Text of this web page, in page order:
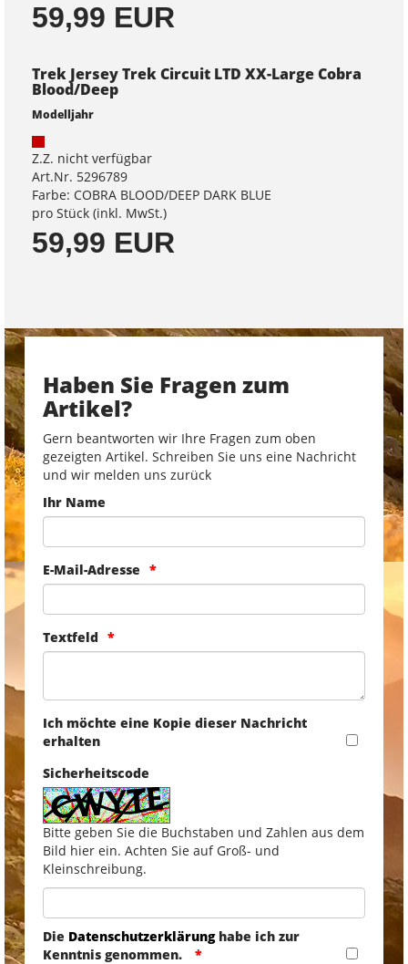
59,99 EUR
Trek Jersey Trek Circuit LTD XX-Large Cobra
Blood/Deep
Modelljahr
Z.Z. nicht verfügbar
Art.Nr. 5296789
Farbe: COBRA BLOOD/DEEP DARK BLUE
pro Stück (inkl. MwSt.)
59,99 EUR
Haben Sie Fragen zum
Artikel?
Gern beantworten wir Ihre Fragen zum oben
gezeigten Artikel. Schreiben Sie uns eine Nachricht
und wir melden uns zurück
Ihr Name
E-Mail-Adresse
Textfeld
Ich möchte eine Kopie dieser Nachricht
erhalten
Sicherheitscode
Bitte geben Sie die Buchstaben und Zahlen aus dem
Bild hier ein. Achten Sie auf Groß- und
Kleinschreibung.
Die Datenschutzerklärunghabe ich zur
Kenntnis genommen.